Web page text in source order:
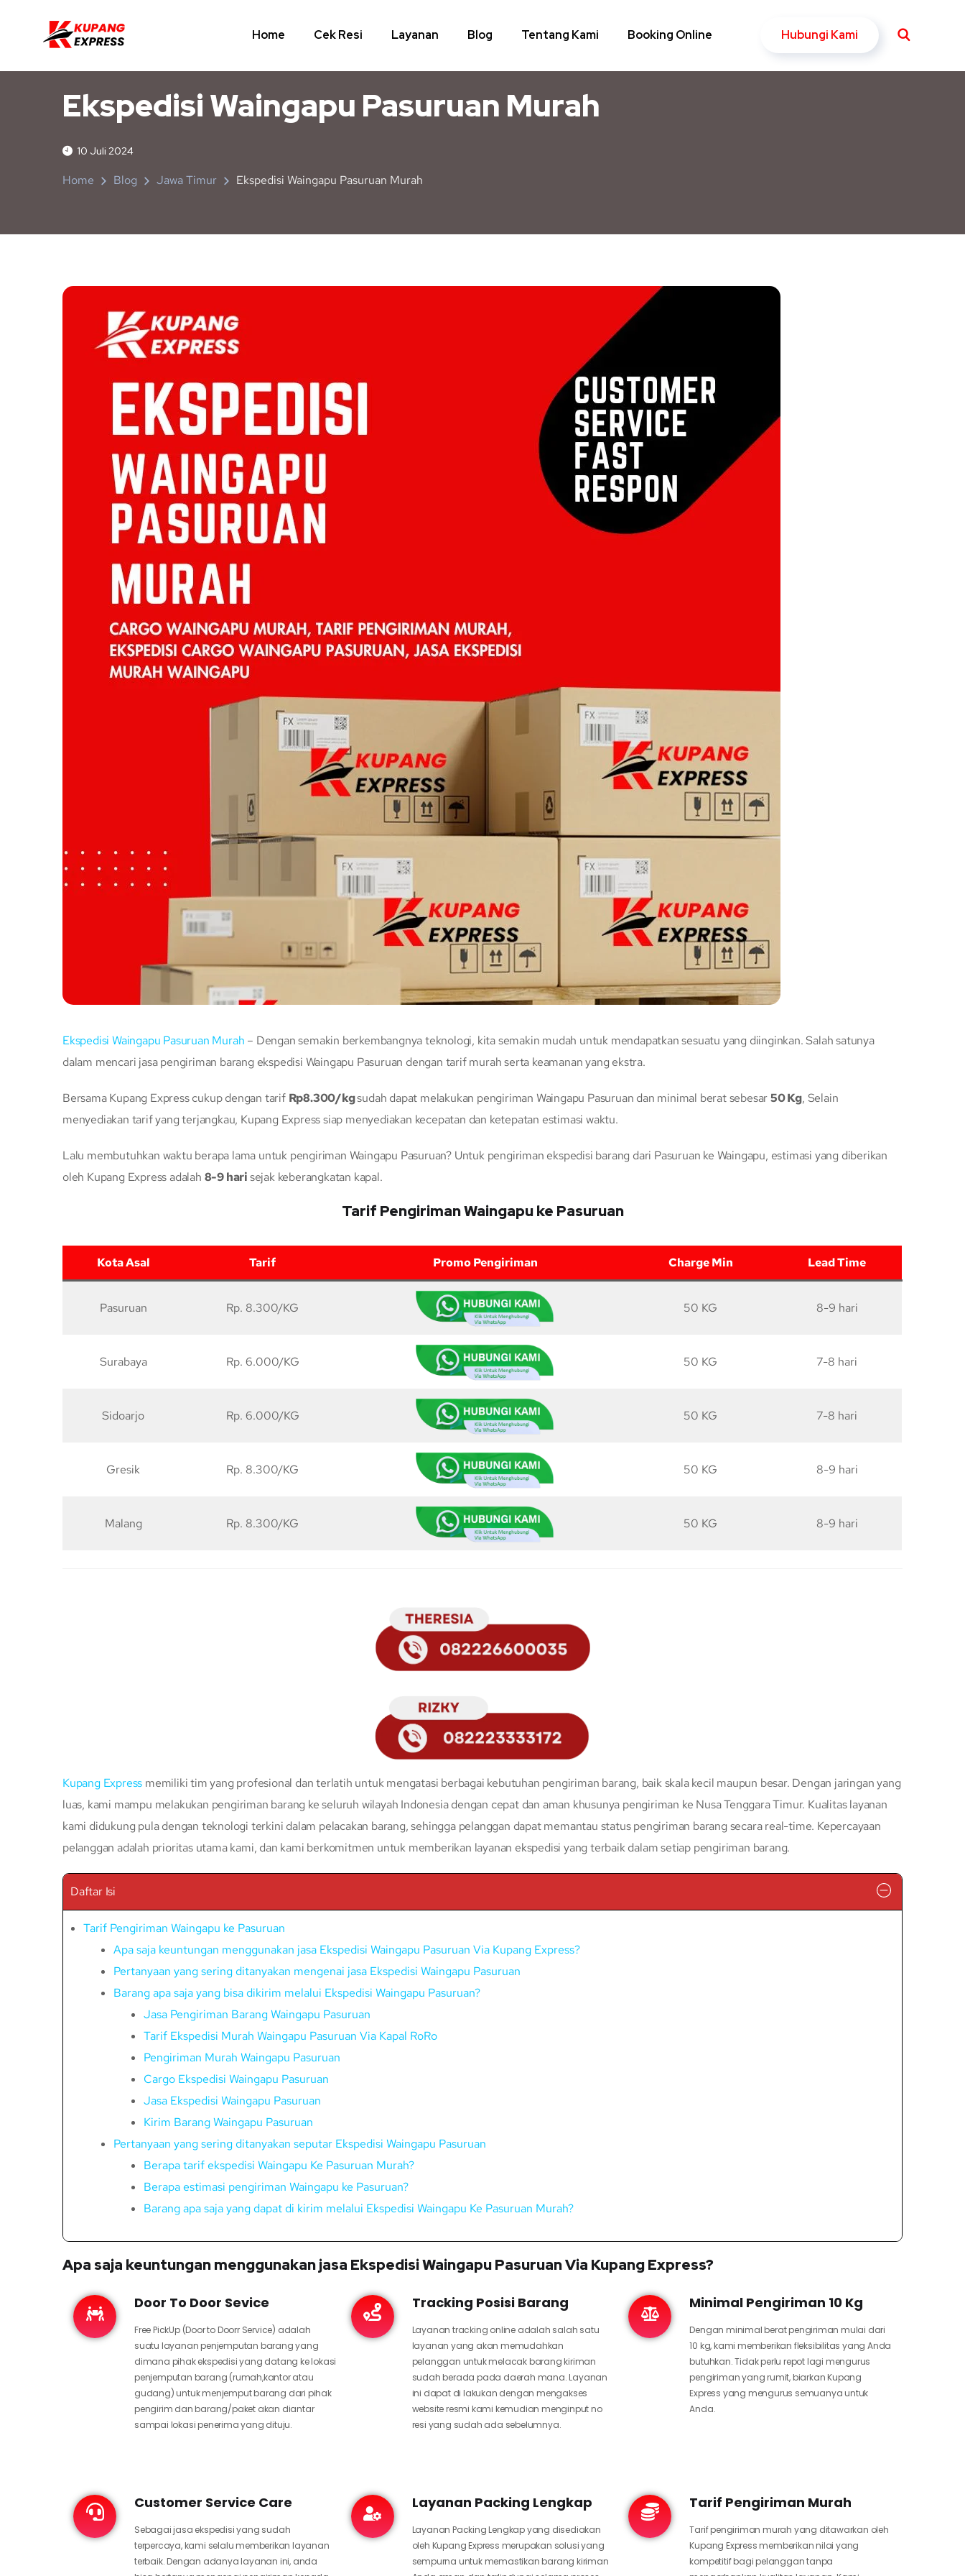
Home Cek Resi Layanan Blog Tentang Kami Booking Online Hubungi Kami
Ekspedisi Waingapu Pasuruan Murah
10 Juli 2024
Home Blog Jawa Timur Ekspedisi Waingapu Pasuruan Murah
Ekspedisi Waingapu Pasuruan Murah – Dengan semakin berkembangnya teknologi, kita semakin mudah untuk mendapatkan sesuatu yang diinginkan. Salah satunya
dalam mencari jasa pengiriman barang ekspedisi Waingapu Pasuruan dengan tarif murah serta keamanan yang ekstra.
Bersama Kupang Express cukup dengan tarif Rp8.300/kgsudah dapat melakukan pengiriman Waingapu Pasuruan dan minimal berat sebesar50 Kg, Selain
menyediakan tarif yang terjangkau, Kupang Express siap menyediakan kecepatan dan ketepatan estimasi waktu.
Lalu membutuhkan waktu berapa lama untuk pengiriman Waingapu Pasuruan? Untuk pengiriman ekspedisi barang dari Pasuruan ke Waingapu, estimasi yang diberikan
oleh Kupang Express adalah 8-9 harisejak keberangkatan kapal.
Tarif Pengiriman Waingapu ke Pasuruan
Kota Asal Tarif Promo Pengiriman Charge Min Lead Time
Pasuruan Rp. 8.300/KG 50 KG 8-9 hari
Surabaya Rp. 6.000/KG 50 KG 7-8 hari
Sidoarjo Rp. 6.000/KG 50 KG 7-8 hari
Gresik Rp. 8.300/KG 50 KG 8-9 hari
Malang Rp. 8.300/KG 50 KG 8-9 hari
Kupang Express memiliki tim yang profesional dan terlatih untuk mengatasi berbagai kebutuhan pengiriman barang, baik skala kecil maupun besar. Dengan jaringan yang
luas, kami mampu melakukan pengiriman barang ke seluruh wilayah Indonesia dengan cepat dan aman khusunya pengiriman ke Nusa Tenggara Timur. Kualitas layanan
kami didukung pula dengan teknologi terkini dalam pelacakan barang, sehingga pelanggan dapat memantau status pengiriman barang secara real-time. Kepercayaan
pelanggan adalah prioritas utama kami, dan kami berkomitmen untuk memberikan layanan ekspedisi yang terbaik dalam setiap pengiriman barang.
Daftar Isi
Tarif Pengiriman Waingapu ke Pasuruan
Apa saja keuntungan menggunakan jasa Ekspedisi Waingapu Pasuruan Via Kupang Express?
Pertanyaan yang sering ditanyakan mengenai jasa Ekspedisi Waingapu Pasuruan
Barang apa saja yang bisa dikirim melalui Ekspedisi Waingapu Pasuruan?
Jasa Pengiriman Barang Waingapu Pasuruan
Tarif Ekspedisi Murah Waingapu Pasuruan Via Kapal RoRo
Pengiriman Murah Waingapu Pasuruan
Cargo Ekspedisi Waingapu Pasuruan
Jasa Ekspedisi Waingapu Pasuruan
Kirim Barang Waingapu Pasuruan
Pertanyaan yang sering ditanyakan seputar Ekspedisi Waingapu Pasuruan
Berapa tarif ekspedisi Waingapu Ke Pasuruan Murah?
Berapa estimasi pengiriman Waingapu ke Pasuruan?
Barang apa saja yang dapat di kirim melalui Ekspedisi Waingapu Ke Pasuruan Murah?
Apa saja keuntungan menggunakan jasa Ekspedisi Waingapu Pasuruan Via Kupang Express?
Door To Door Sevice
Free PickUp (Door to Doorr Service) adalah
suatu layanan penjemputan barang yang
dimana pihak ekspedisi yang datang ke lokasi
penjemputan barang (rumah,kantor atau
gudang) untuk menjemput barang dari pihak
pengirim dan barang/paket akan diantar
sampai lokasi penerima yang dituju.
Tracking Posisi Barang
Layanan tracking online adalah salah satu
layanan yang akan memudahkan
pelanggan untuk melacak barang kiriman
sudah berada pada daerah mana. Layanan
ini dapat di lakukan dengan mengakses
website resmi kami kemudian menginput no
resi yang sudah ada sebelumnya.
Minimal Pengiriman 10 Kg
Dengan minimal berat pengiriman mulai dari
10 kg, kami memberikan fleksibilitas yang Anda
butuhkan. Tidak perlu repot lagi mengurus
pengiriman yang rumit, biarkan Kupang
Express yang mengurus semuanya untuk
Anda.
Customer Service Care
Sebagai jasa ekspedisi yang sudah
terpercaya, kami selalu memberikan layanan
terbaik. Dengan adanya layanan ini, anda
Layanan Packing Lengkap
Layanan Packing Lengkap yang disediakan
oleh Kupang Express merupakan solusi yang
sempurna untuk memastikan barang kiriman
Tarif Pengiriman Murah
Tarif pengiriman murah yang ditawarkan oleh
Kupang Express memberikan nilai yang
kompetitif bagi pelanggan tanpa